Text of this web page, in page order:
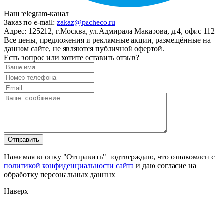
Наш telegram-канал
Заказ по e-mail: zakaz@pacheco.ru
Адрес: 125212, г.Москва, ул.Адмирала Макарова, д.4, офис 112
Все цены, предложения и рекламные акции, размещённые на
данном сайте, не являются публичной офертой.
Есть вопрос или хотите оставить отзыв?
Нажимая кнопку "Отправить" подтверждаю, что ознакомлен с
политикой конфиденциальности сайта и даю согласие на
обработку персональных данных
Наверх